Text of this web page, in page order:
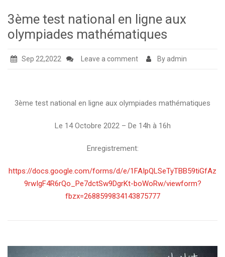
3ème test national en ligne aux
olympiades mathématiques
Sep 22,2022 Leave a comment By admin
3ème test national en ligne aux olympiades mathématiques
Le 14 Octobre 2022 – De 14h à 16h
Enregistrement:
https://docs.google.com/forms/d/e/1FAIpQLSeTyTBB59tiGfAz
9rwIgF4R6rQo_Pe7dctSw9DgrKt-boWoRw/viewform?
fbzx=2688599834143875777